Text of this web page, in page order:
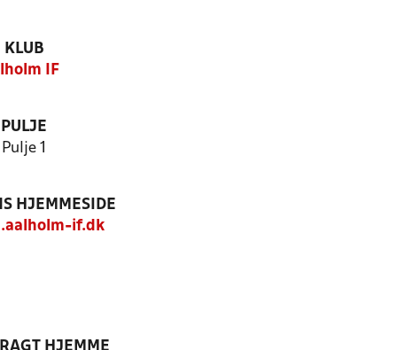
KLUB
IF
PULJE
Pulje 1
HJEMMESIDE
if.dk
HJEMME